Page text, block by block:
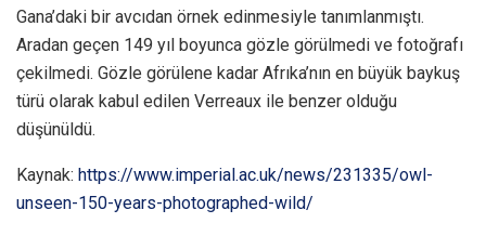
Gana’daki bir avcıdan örnek edinmesiyle tanımlanmıştı.
Aradan geçen 149 yıl boyunca gözle görülmedi ve fotoğrafı
çekilmedi. Gözle görülene kadar Afrıka’nın en büyük baykuş
türü olarak kabul edilen Verreaux ile benzer olduğu
düşünüldü.
Kaynak: https://www.imperial.ac.uk/news/231335/owl-
unseen-150-years-photographed-wild/